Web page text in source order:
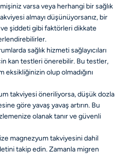
varsa veya herhangi bir sağlık
almayı düşünüyorsanız, bir
ve şiddeti gibi faktörleri dikkate
sağlık hizmeti sağlayıcıları
kan testleri önerebilir. Bu testler,
olup olmadığını
takviyesi öneriliyorsa, düşük dozla
göre yavaş yavaş artırın. Bu
olanak tanır ve güvenli
magnezyum takviyesini dahil
takip edin. Zamanla migren